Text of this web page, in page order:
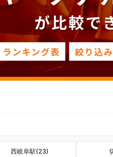
西岐阜駅(23)